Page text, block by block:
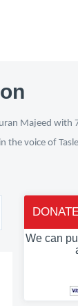
Majeed with
the voice of
We can